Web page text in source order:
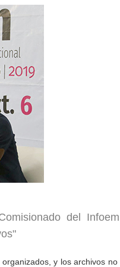
del
y los archivos